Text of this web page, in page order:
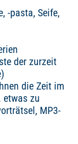
-pasta, Seife,
der zurzeit
die Zeit im
etwas zu
MP3-